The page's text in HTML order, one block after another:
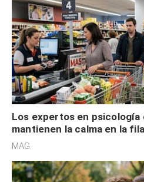
Los expertos en psicología
mantienen la calma en la
cognitiva, gratitud y no
MAG.